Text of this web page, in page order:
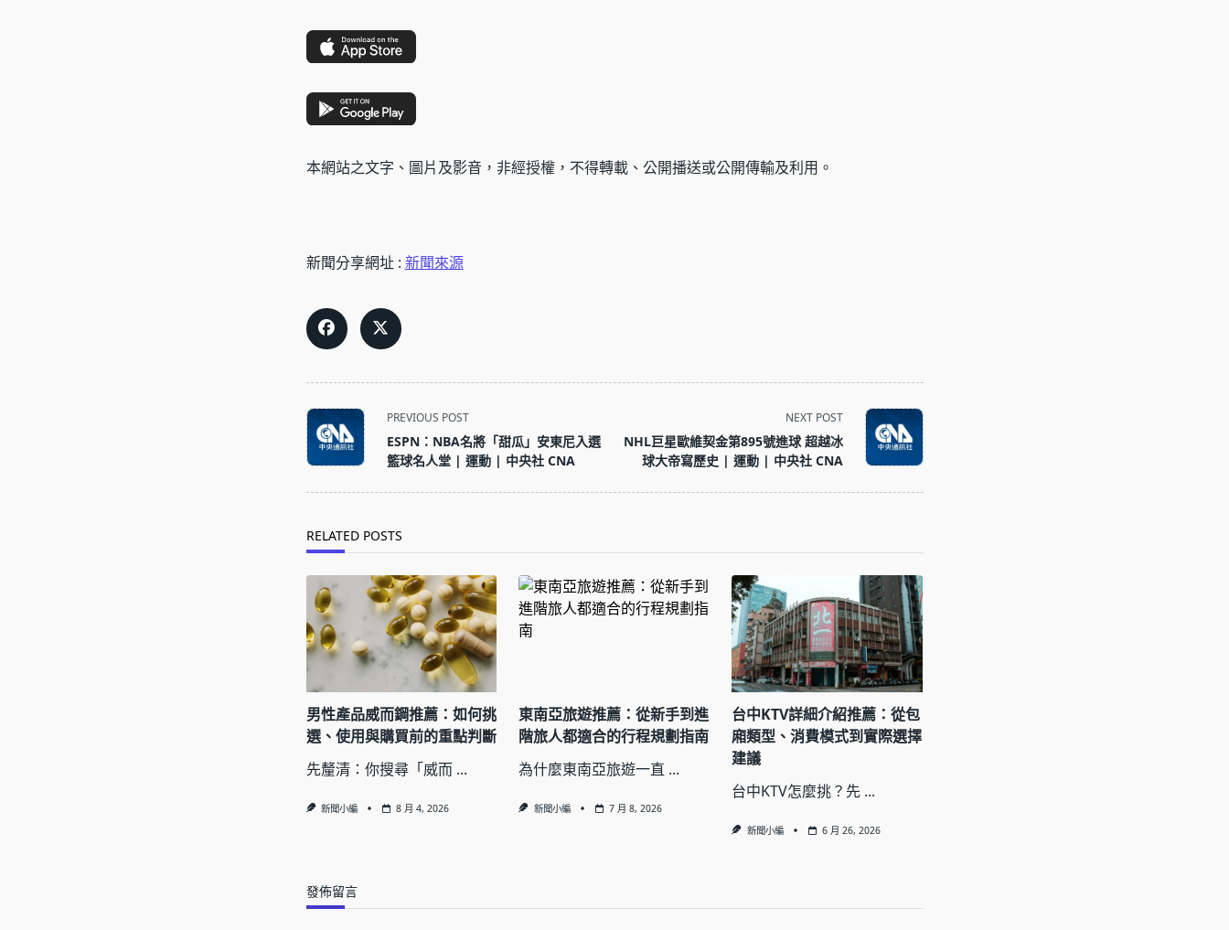
本網站之文字、圖片及影音，非經授權，不得轉載、公開播送或公開傳輸及利用。
新聞分享網址 : 新聞來源
<span
class="nav-
subtitle
PREVIOUS POST
ESPN：NBA名將「甜瓜」安東尼入選
籃球名人堂 | 運動 | 中央社 CNA
NEXT POST
NHL巨星歐維契金第895號進球 超越冰
球大帝寫歷史 | 運動 | 中央社 CNA
RELATED POSTS
男性產品威而鋼推薦：如何挑
選、使用與購買前的重點判斷
先釐清：你搜尋「威而 ...
新聞小編 8 月 4, 2026
東南亞旅遊推薦：從新手到進
階旅人都適合的行程規劃指南
為什麼東南亞旅遊一直 ...
新聞小編 7 月 8, 2026
台中KTV詳細介紹推薦：從包
廂類型、消費模式到實際選擇
建議
台中KTV怎麼挑？先 ...
新聞小編 6 月 26, 2026
發佈留言